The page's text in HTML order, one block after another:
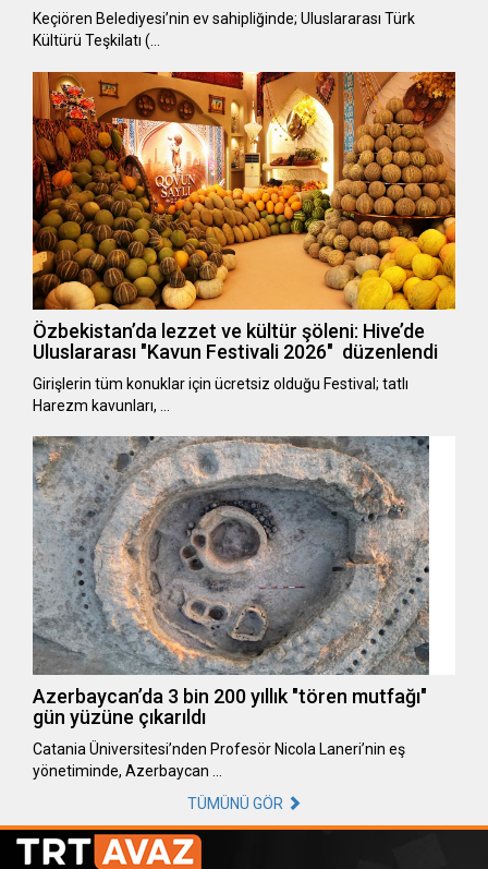
Keçiören Belediyesi’nin ev sahipliğinde; Uluslararası Türk
Kültürü Teşkilatı (…
Özbekistan’da lezzet ve kültür şöleni: Hive’de
Uluslararası "Kavun Festivali 2026" düzenlendi
Girişlerin tüm konuklar için ücretsiz olduğu Festival; tatlı
Harezm kavunları, …
Azerbaycan’da 3 bin 200 yıllık "tören mutfağı"
gün yüzüne çıkarıldı
Catania Üniversitesi’nden Profesör Nicola Laneri’nin eş
yönetiminde, Azerbaycan …
TÜMÜNÜ GÖR